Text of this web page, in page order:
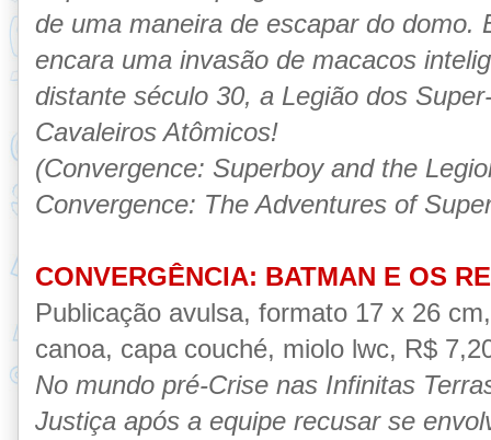
de uma maneira de escapar do domo.
encara uma invasão de macacos
distante século 30, a Legião dos
Cavaleiros Atômicos!
(Convergence: Superboy and the
Convergence: The Adventures of
CONVERGÊNCIA: BATMAN E OS
Publicação avulsa, formato 17 x 26
canoa, capa couché, miolo lwc, R$
No mundo pré-Crise nas Infinitas
Justiça após a equipe recusar se